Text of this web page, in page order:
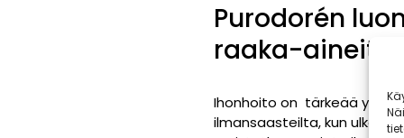
Purodorén
raaka-aineita
Ihonhoito on tärkeää
ilmansaasteilta, kun